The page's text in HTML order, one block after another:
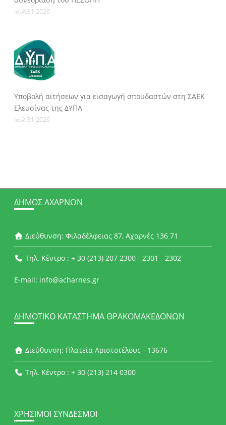
Ιουλ 31 2026
Υποβολή αιτήσεων για εισαγωγή σπουδαστών στη ΣΑΕΚ
Ελευσίνας της ΔΥΠΑ
Ιουλ 31 2026
ΔΉΜΟΣ ΑΧΑΡΝΏΝ
Διεύθυνση: Φιλαδέλφειας 87, Αχαρνές 136 71
Τηλ. Κέντρο : + 30 (213) 207 2300 - 2301 - 2302
E-mail: info@acharnes.gr
ΔΗΜΟΤΙΚΌ ΚΑΤΆΣΤΗΜΑ ΘΡΑΚΟΜΑΚΕΔΌΝΩΝ
Διεύθυνση: Πλατεία Αριστοτέλους - 13676
Τηλ. Κέντρο : + 30 (213) 214 0300
ΧΡΉΣΙΜΟΙ ΣΎΝΔΕΣΜΟΙ